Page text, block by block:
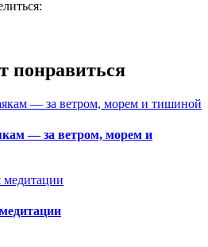
понравиться
— за ветром, морем и